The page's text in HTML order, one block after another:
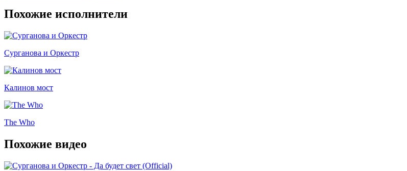
Похожие исполнители
Сурганова и Оркестр
Калинов мост
The Who
Похожие видео